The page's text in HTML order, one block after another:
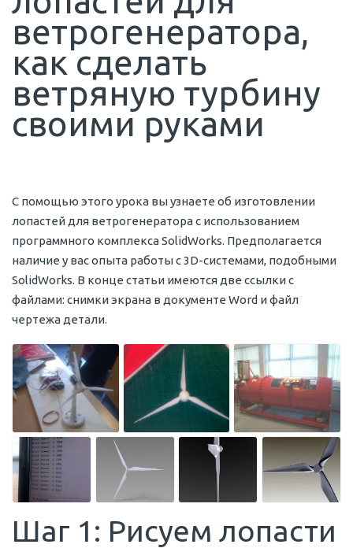
ветрогенератора,
как сделать
ветряную турбину
своими руками
С помощью этого урока вы узнаете об изготовлении
лопастей для ветрогенератора с использованием
программного комплекса SolidWorks. Предполагается
наличие у вас опыта работы с 3D-системами, подобными
SolidWorks. В конце статьи имеются две ссылки с
файлами: снимки экрана в документе Word и файл
чертежа детали.
Шаг 1: Рисуем лопасти